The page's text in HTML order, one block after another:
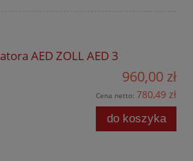
AED ZOLL AED 3
960,00 zł
Cena netto: 780,49 zł
do koszyka